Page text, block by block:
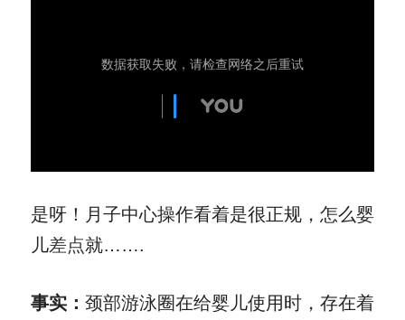
是呀！月子中心操作看着是很正规，怎么婴
儿差点就…….
事实： 颈部游泳圈在给婴儿使用时，存在着